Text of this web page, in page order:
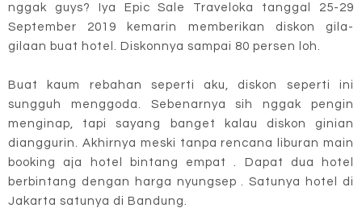
nggak guys? Iya Epic Sale Traveloka tanggal 25-29
September 2019 kemarin memberikan diskon gila-
gilaan buat hotel. Diskonnya sampai 80 persen loh.
Buat kaum rebahan seperti aku, diskon seperti ini
sungguh menggoda. Sebenarnya sih nggak pengin
menginap, tapi sayang banget kalau diskon ginian
dianggurin. Akhirnya meski tanpa rencana liburan main
booking aja hotel bintang empat . Dapat dua hotel
berbintang dengan harga nyungsep . Satunya hotel di
Jakarta satunya di Bandung.